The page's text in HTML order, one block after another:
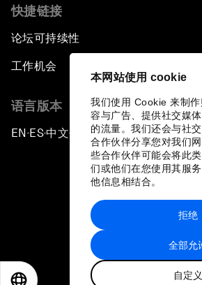
本网站使用 cookie
我们使用 Cookie 来制
容与广告、提供社交媒
的流量。我们还会与社
合作伙伴分享您对我们
些合作伙伴可能会将此
们或他们在您使用其服
他信息相结合。
全部允
自定义
拒绝
快捷链接
论坛可持续性
工作机会
语言版本
EN ▪ ES▪中文▪ 日本語
站点地图
世界经济论